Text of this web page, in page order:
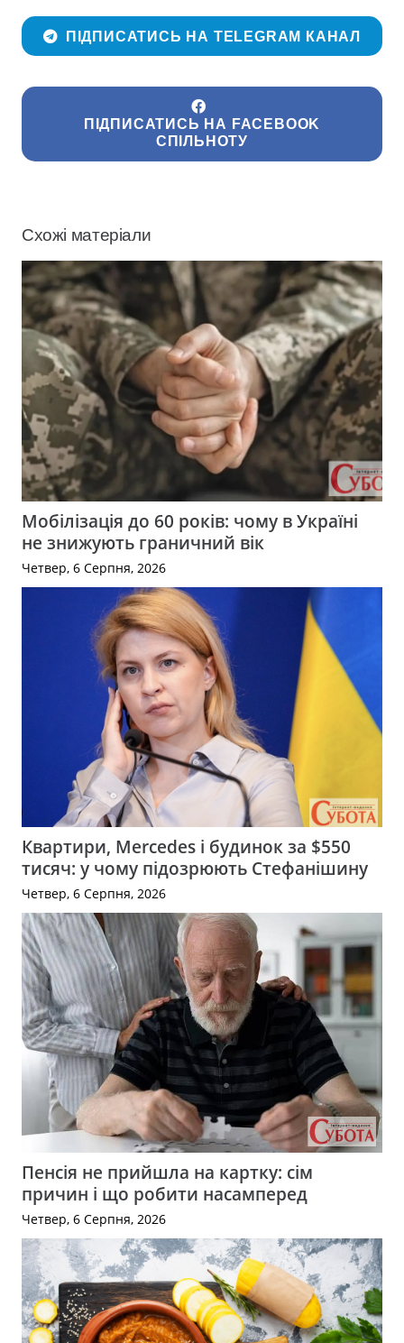
ПІДПИСАТИСЬ НА TELEGRAM КАНАЛ
ПІДПИСАТИСЬ НА FACEBOOK
СПІЛЬНОТУ
Схожі матеріали
Мобілізація до 60 років: чому в Україні
не знижують граничний вік
Четвер, 6 Серпня, 2026
Квартири, Mercedes і будинок за $550
тисяч: у чому підозрюють Стефанішину
Четвер, 6 Серпня, 2026
Пенсія не прийшла на картку: сім
причин і що робити насамперед
Четвер, 6 Серпня, 2026